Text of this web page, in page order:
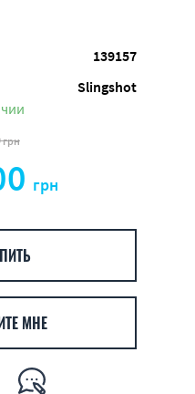
139157
Slingshot
грн
грн
МНЕ